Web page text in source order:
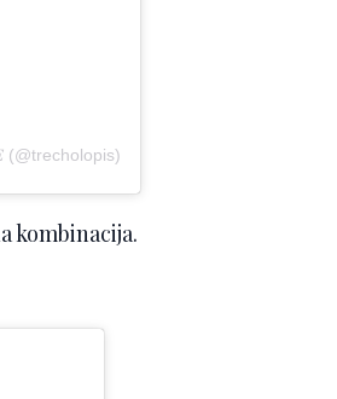
(@trecholopis)
kombinacija.